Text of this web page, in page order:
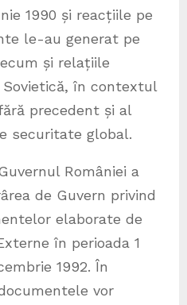
1990 și reacțiile pe
le-au generat pe
și relațiile
Sovietică, în contextul
precedent și al
securitate global.
României a
de Guvern privind
elaborate de
în perioada 1
1992. În
vor